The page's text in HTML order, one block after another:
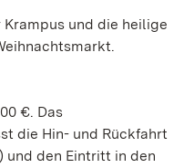
und die heilige
€. Das
die Hin- und Rückfahrt
und den Eintritt in den